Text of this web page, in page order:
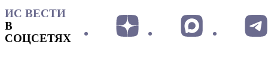
ИС ВЕСТИ
В
СОЦСЕТЯХ